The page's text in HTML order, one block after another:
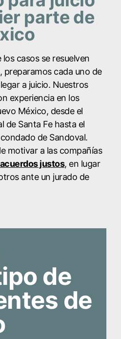
parte de
casos se resuelven
preparamos cada uno de
a juicio. Nuestros
experiencia en los
México, desde el
de Santa Fe hasta el
de Sandoval.
motivar a las compañías
acuerdos justos, en lugar
ante un jurado de
de
de